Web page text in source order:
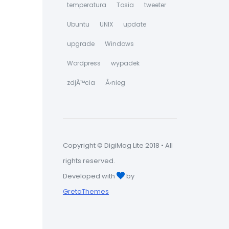
temperatura Tosia tweeter
Ubuntu UNIX update
upgrade Windows
Wordpress wypadek
zdjÄ™cia Å›nieg
Copyright © DigiMag Lite 2018 • All
rights reserved.
Developed with
by
GretaThemes